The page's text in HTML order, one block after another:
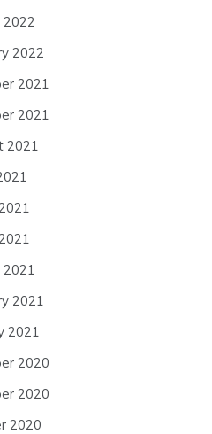
2022
2022
2021
2021
2021
2021
2021
2020
2020
2020